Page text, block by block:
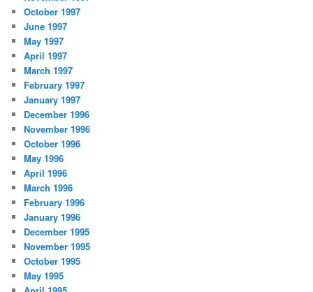
October 1997
June 1997
May 1997
April 1997
March 1997
February 1997
January 1997
December 1996
November 1996
October 1996
May 1996
April 1996
March 1996
February 1996
January 1996
December 1995
November 1995
October 1995
May 1995